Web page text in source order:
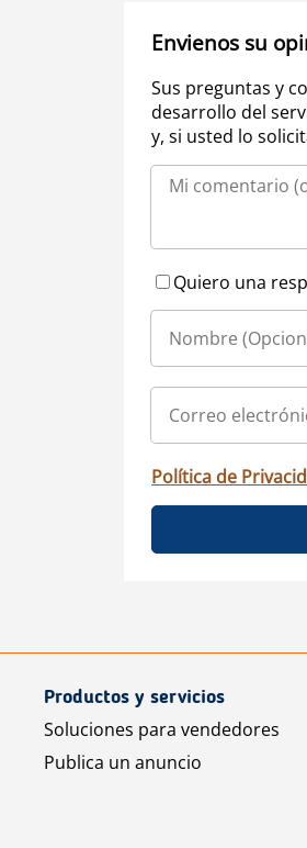
Envienos su
Sus preguntas y
desarrollo del
y, si usted lo
Quiero una
Política de
Productos y servicios
Soluciones para vendedores
Publica un anuncio